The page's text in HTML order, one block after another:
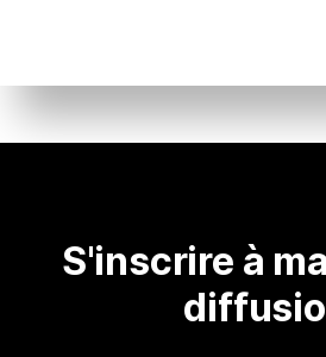
S'inscrire à